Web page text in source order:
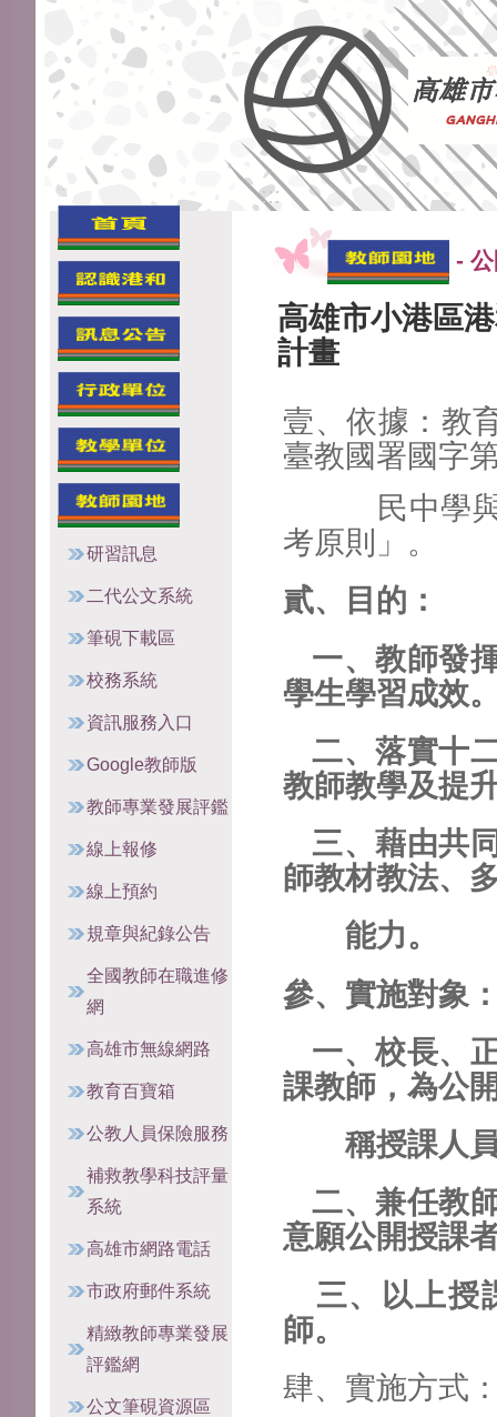
:::
研習訊息
二代公文系統
筆硯下載區
校務系統
資訊服務入口
Google教師版
教師專業發展評鑑
線上報修
線上預約
規章與紀錄公告
全國教師在職進修
網
高雄市無線網路
教育百寶箱
公教人員保險服務
補救教學科技評量
系統
高雄市網路電話
市政府郵件系統
精緻教師專業發展
評鑑網
公文筆硯資源區
:::
-
高雄市小港區
計畫
壹、依據：教
臺教國署國字
民中學與國
考原則」。
貳、目的：
一、教師發
學生學習成效
二、落實十
教師教學及提
三、藉由共
師教材教法、
能力。
參、實施對象
一、校長、
課教師，為公
稱授課人員
二、兼任教
意願公開授課
三、以上授
師。
肆、實施方式